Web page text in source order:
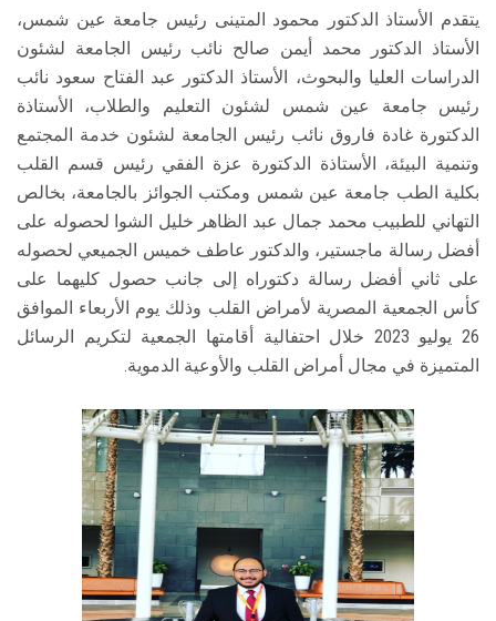
يتقدم الأستاذ الدكتور محمود المتينى رئيس جامعة عين شمس،
الأستاذ الدكتور محمد أيمن صالح نائب رئيس الجامعة لشئون
الدراسات العليا والبحوث، الأستاذ الدكتور عبد الفتاح سعود نائب
رئيس جامعة عين شمس لشئون التعليم والطلاب، الأستاذة
الدكتورة غادة فاروق نائب رئيس الجامعة لشئون خدمة المجتمع
وتنمية البيئة، الأستاذة الدكتورة عزة الفقي رئيس قسم القلب
بكلية الطب جامعة عين شمس ومكتب الجوائز بالجامعة، بخالص
التهاني للطبيب محمد جمال عبد الظاهر خليل الشوا لحصوله على
أفضل رسالة ماجستير، والدكتور عاطف خميس الجميعي لحصوله
على ثاني أفضل رسالة دكتوراه إلى جانب حصول كليهما على
كأس الجمعية المصرية لأمراض القلب وذلك يوم الأربعاء الموافق
26 يوليو 2023 خلال احتفالية أقامتها الجمعية لتكريم الرسائل
المتميزة في مجال أمراض القلب والأوعية الدموية.